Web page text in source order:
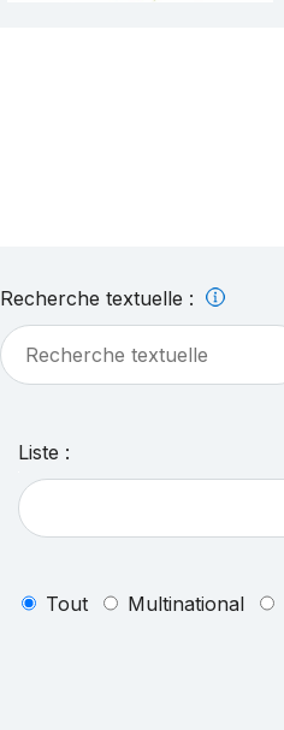
Recherche textuelle :
Liste :
Tout Multinational